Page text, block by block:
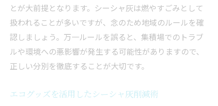
再利用可能なシーシャグッズの選び方
檜原村産エコ製品とシーシャ灰処理の相性
ごみ削減に役立つシーシャ用エコアイテム
エコグッズ導入で広がるシーシャの楽しみ
方
檜原村の森と調和するシーシャ灰活用例
とが大前提となります。シーシャ灰は燃やすごみとして
扱われることが多いですが、念のため地域のルールを確
認しましょう。万一ルールを誤ると、集積場でのトラブ
ルや環境への悪影響が発生する可能性がありますので、
正しい分別を徹底することが大切です。
エコグッズを活用したシーシャ灰削減術